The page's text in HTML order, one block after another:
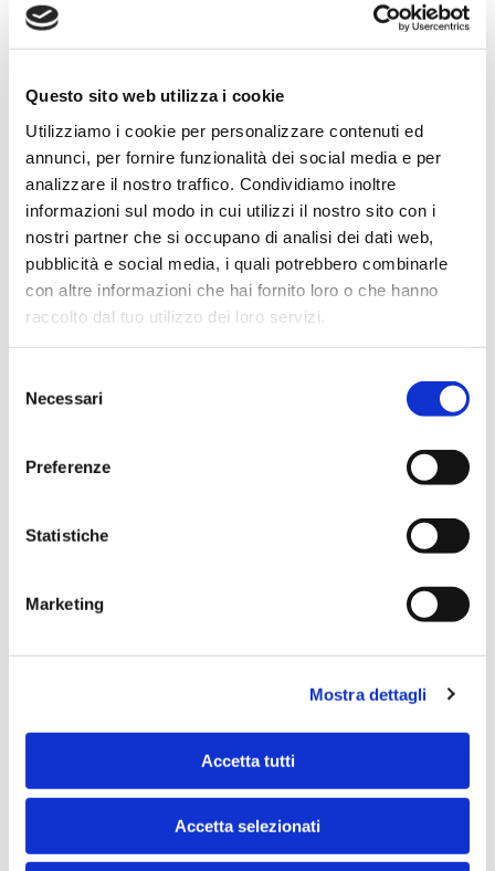
Questo sito web utilizza i cookie
Utilizziamo i cookie per personalizzare contenuti ed
annunci, per fornire funzionalità dei social media e per
analizzare il nostro traffico. Condividiamo inoltre
informazioni sul modo in cui utilizzi il nostro sito con i
nostri partner che si occupano di analisi dei dati web,
pubblicità e social media, i quali potrebbero combinarle
con altre informazioni che hai fornito loro o che hanno
raccolto dal tuo utilizzo dei loro servizi.
delNecessari
Preferenze
Statistiche
Marketing
Mostra dettagli
Accetta tutti
Accetta selezionati
Come archiviare i documenti in modo
conservazione documenti
digitalizzazione studio
dentistico
software gestionale